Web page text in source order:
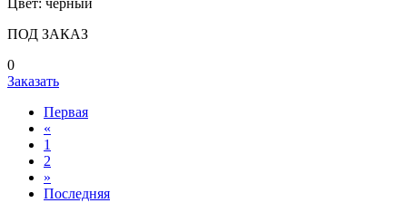
Цвет: черный
ПОД ЗАКАЗ
0
Заказать
Первая
«
1
2
»
Последняя